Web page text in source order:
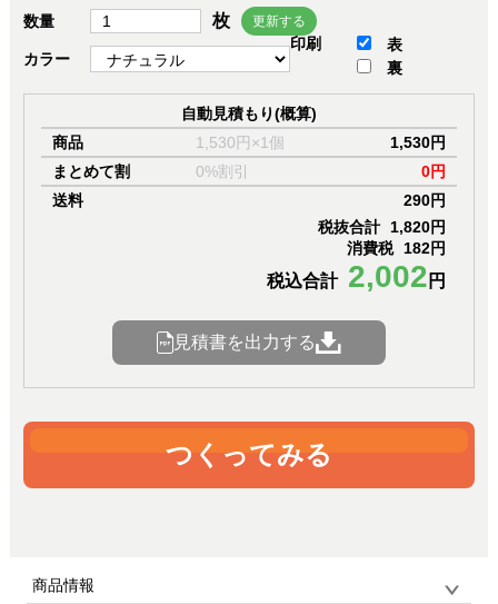
数量 枚 更新する
カラー
印刷
表
裏
自動見積もり(概算)
商品
1,530円×1個
1,530円
まとめて割
0%割引
0円
送料
290円
税抜合計 1,820円
消費税 182円
税込合計 2,002 円
見積書を出力する
つくってみる
商品情報